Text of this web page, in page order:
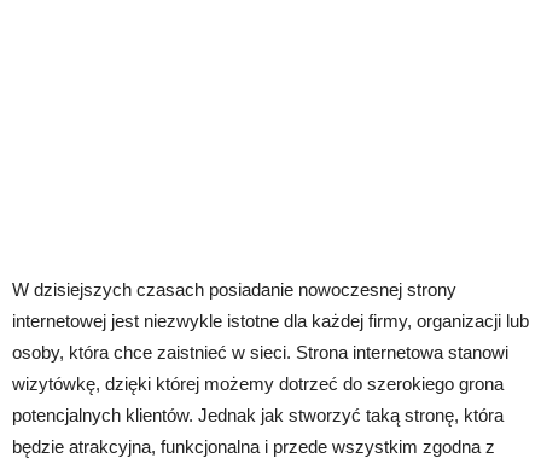
W dzisiejszych czasach posiadanie nowoczesnej strony
internetowej jest niezwykle istotne dla każdej firmy, organizacji lub
osoby, która chce zaistnieć w sieci. Strona internetowa stanowi
wizytówkę, dzięki której możemy dotrzeć do szerokiego grona
potencjalnych klientów. Jednak jak stworzyć taką stronę, która
będzie atrakcyjna, funkcjonalna i przede wszystkim zgodna z